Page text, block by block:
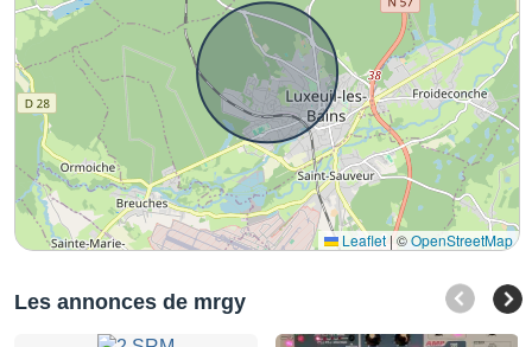
Leaflet | ©OpenStreetMap
Les annonces de mrgy